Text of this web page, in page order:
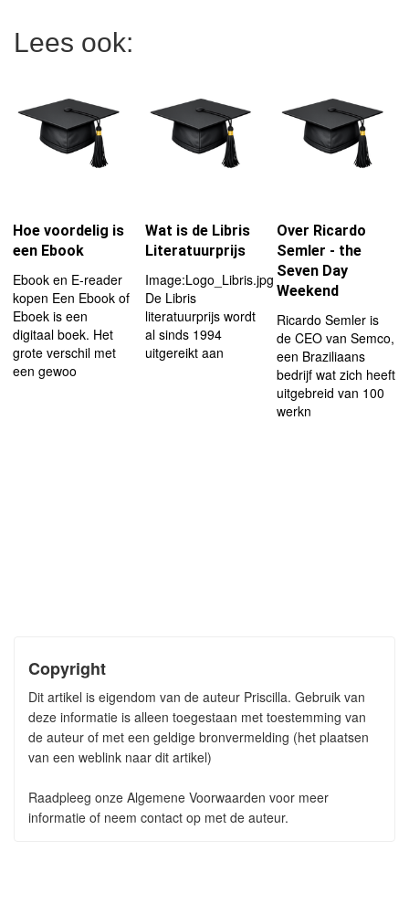
Lees ook:
Hoe voordelig is
een Ebook
Ebook en E-reader
kopen Een Ebook of
Eboek is een
digitaal boek. Het
grote verschil met
een gewoo
Wat is de Libris
Literatuurprijs
Image:Logo_Libris.jpg|left|thumb|120px
De Libris
literatuurprijs wordt
al sinds 1994
uitgereikt aan
Over Ricardo
Semler - the
Seven Day
Weekend
Ricardo Semler is
de CEO van Semco,
een Braziliaans
bedrijf wat zich heeft
uitgebreid van 100
werkn
Copyright
Dit artikel is eigendom van de auteur Priscilla. Gebruik van
deze informatie is alleen toegestaan met toestemming van
de auteur of met een geldige bronvermelding (het plaatsen
van een weblink naar dit artikel)
Raadpleeg onze Algemene Voorwaarden voor meer
informatie of neem contact op met de auteur.